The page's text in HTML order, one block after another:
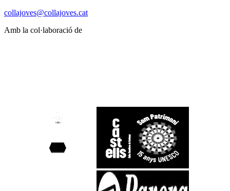
collajoves@collajoves.cat
Amb la col·laboració de